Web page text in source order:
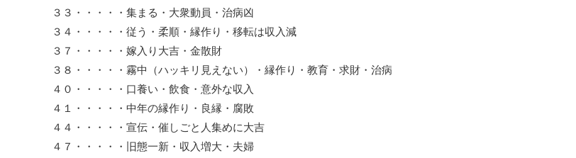
３３・・・・・集まる・大衆動員・治病凶
３４・・・・・従う・柔順・縁作り・移転は収入減
３７・・・・・嫁入り大吉・金散財
３８・・・・・霧中（ハッキリ見えない）・縁作り・教育・求財・治病
４０・・・・・口養い・飲食・意外な収入
４１・・・・・中年の縁作り・良縁・腐敗
４４・・・・・宣伝・催しごと人集めに大吉
４７・・・・・旧態一新・収入増大・夫婦